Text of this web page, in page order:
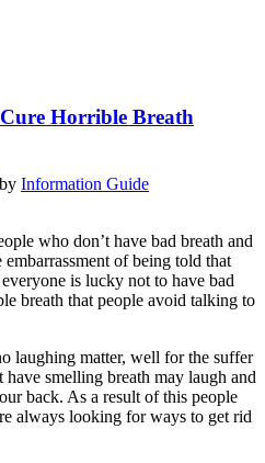
Horrible Breath
by Information Guide
who don’t have bad breath and
of being told that
is lucky not to have bad
breath that people avoid talking to
laughing matter, well for the suffer
have smelling breath may laugh and
back. As a result of this people
always looking for ways to get rid